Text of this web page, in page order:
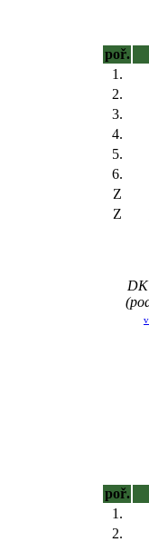
poř.
1.
2.
3.
4.
5.
6.
Z
Z
poř.
1.
2.